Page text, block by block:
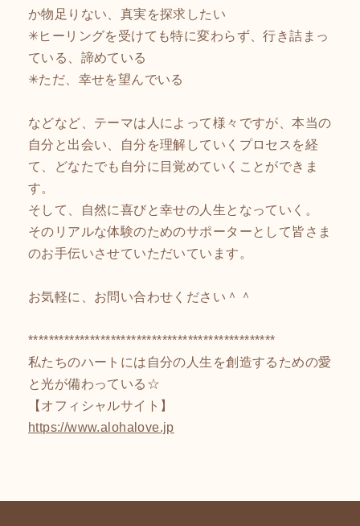
か物足りない、真実を探求したい
✳︎ヒーリングを受けても特に変わらず、行き詰まっ
ている、諦めている
✳︎ただ、幸せを望んでいる
などなど、テーマは人によって様々ですが、本当の
自分と出会い、自分を理解していくプロセスを経
て、どなたでも自分に目覚めていくことができま
す。
そして、自然に喜びと幸せの人生となっていく。
そのリアルな体験のためのサポーターとして皆さま
のお手伝いさせていただいています。
お気軽に、お問い合わせください＾＾
************************************************
私たちのハートには自分の人生を創造するための愛
と光が備わっている☆
【オフィシャルサイト】
https://www.alohalove.jp